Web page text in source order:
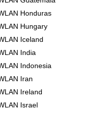
Honduras
Hungary
Iceland
India
Indonesia
Iran
Ireland
Israel